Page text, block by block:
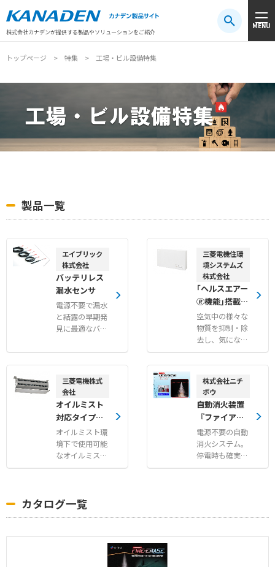
株式会社カナデンが提供する製品やソリューションをご紹介
MENU
注目キーワード#振動センサ#AGV #防爆#アシストスーツ
トップページ 特集 工場・ビル設備特集
製品一覧
エイブリック
株式会社
バッテリレス
漏水センサ
電源不要で漏水
と結露の早期発
見に最適なバッ
ンサ
三菱電機住環
境システムズ
株式会社
｢ヘルスエアー
🄬機能｣搭載
循環ファン<大
風量タイプ>
空気中の様々な
物質を抑制・除
去し、気になる
ニオイも抑制可
能
三菱電機株式
会社
オイルミスト
対応タイプエ
アー搬送ファ
ン
オイルミスト環
境下で使用可能
なオイルミスト
対応タイプエア
株式会社ニチ
ボウ
自動消火装置
『ファイアイ
レイス』
電源不要の自動
消火システム。
停電時も確実作
動！
カタログ一覧